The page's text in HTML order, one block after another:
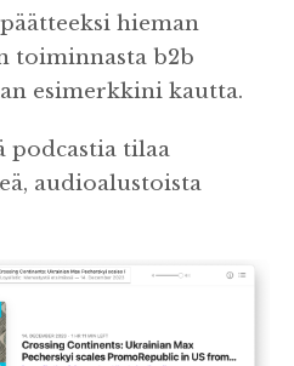
hieman
toiminnasta b2b
esimerkkini kautta.
podcastia tilaa
audioalustoista